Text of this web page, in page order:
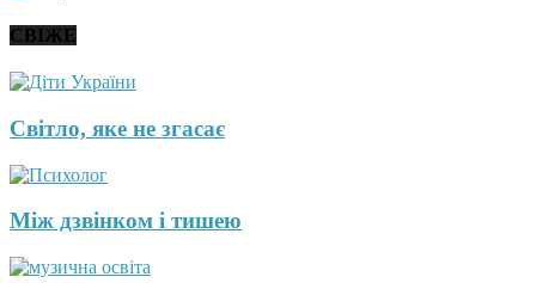
СВІЖЕ
Світло, яке не згасає
Між дзвінком і тишею